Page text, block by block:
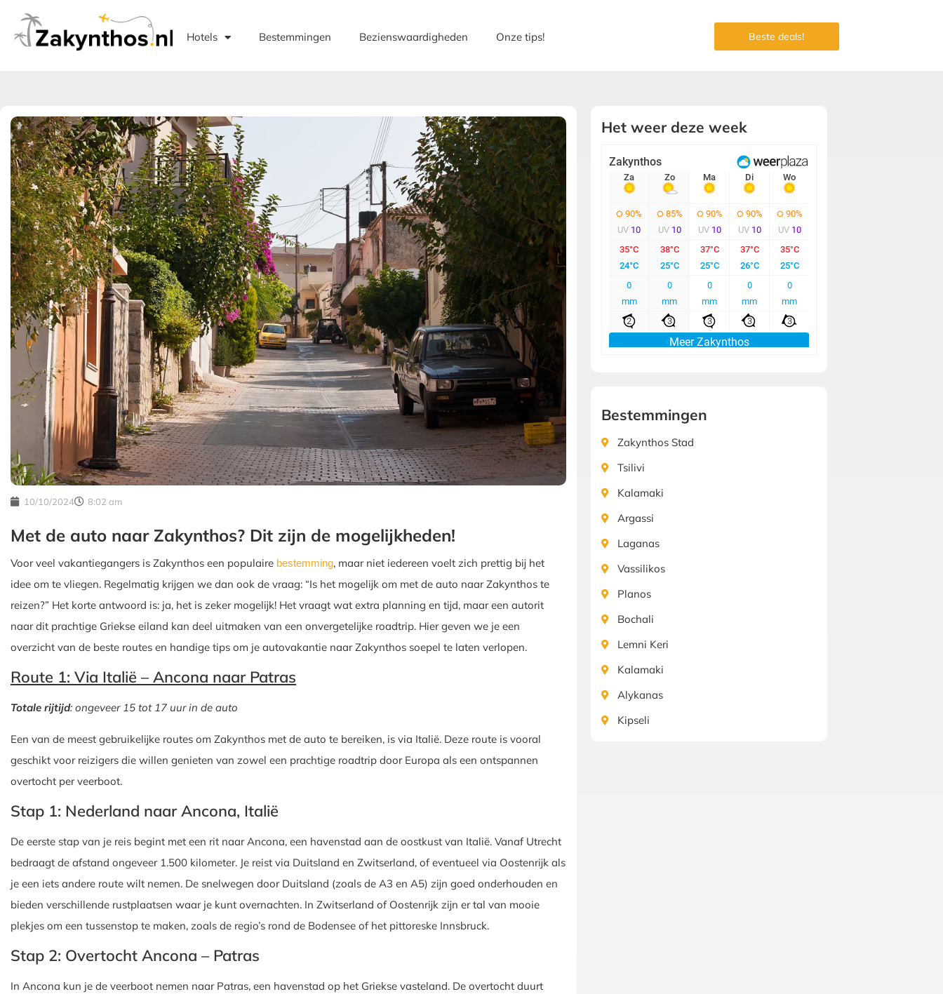
Hotels Bestemmingen Bezienswaardigheden Onze tips! Beste deals!
10/10/2024 8:02 am
Met de auto naar Zakynthos? Dit zijn de mogelijkheden!
Voor veel vakantiegangers is Zakynthos een populaire bestemming, maar niet iedereen voelt zich prettig bij het
idee om te vliegen. Regelmatig krijgen we dan ook de vraag: “Is het mogelijk om met de auto naar Zakynthos te
reizen?” Het korte antwoord is: ja, het is zeker mogelijk! Het vraagt wat extra planning en tijd, maar een autorit
naar dit prachtige Griekse eiland kan deel uitmaken van een onvergetelijke roadtrip. Hier geven we je een
overzicht van de beste routes en handige tips om je autovakantie naar Zakynthos soepel te laten verlopen.
Route 1: Via Italië – Ancona naar Patras
Totale rijtijd: ongeveer 15 tot 17 uur in de auto
Een van de meest gebruikelijke routes om Zakynthos met de auto te bereiken, is via Italië. Deze route is vooral
geschikt voor reizigers die willen genieten van zowel een prachtige roadtrip door Europa als een ontspannen
overtocht per veerboot.
Stap 1: Nederland naar Ancona, Italië
De eerste stap van je reis begint met een rit naar Ancona, een havenstad aan de oostkust van Italië. Vanaf Utrecht
bedraagt de afstand ongeveer 1.500 kilometer. Je reist via Duitsland en Zwitserland, of eventueel via Oostenrijk als
je een iets andere route wilt nemen. De snelwegen door Duitsland (zoals de A3 en A5) zijn goed onderhouden en
bieden verschillende rustplaatsen waar je kunt overnachten. In Zwitserland of Oostenrijk zijn er tal van mooie
plekjes om een tussenstop te maken, zoals de regio’s rond de Bodensee of het pittoreske Innsbruck.
Stap 2: Overtocht Ancona – Patras
In Ancona kun je de veerboot nemen naar Patras, een havenstad op het Griekse vasteland. De overtocht duurt
Het weer deze week
Bestemmingen
Zakynthos Stad
Tsilivi
Kalamaki
Argassi
Laganas
Vassilikos
Planos
Bochali
Lemni Keri
Kalamaki
Alykanas
Kipseli